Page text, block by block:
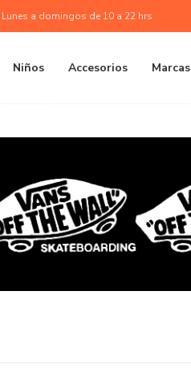
Niños Accesorios Marcas
Lunes a domingos de 10 a 22 hrs